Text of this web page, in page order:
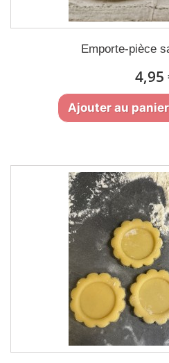
Emporte-pièce
4,95
Ajouter au panier